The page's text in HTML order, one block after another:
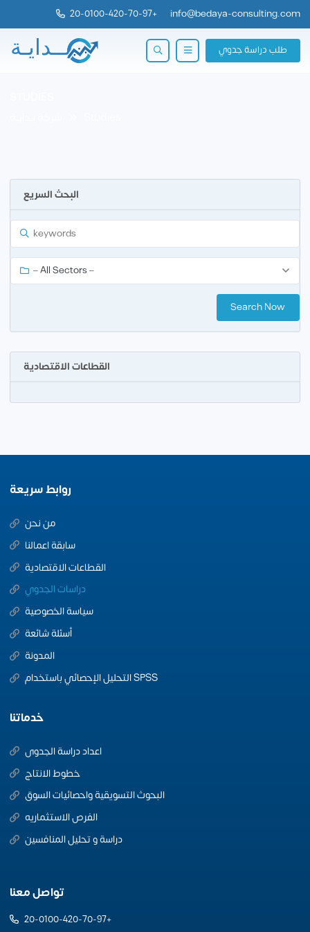
20-0100-420-70-97+ info@bedaya-consulting.com
طلب دراسة جدوي
البحث السريع
القطاعات الاقتصادية
روابط سريعة
من نحن
سابقة اعمالنا
القطاعات الاقتصادية
دراسات الجدوي
سياسة الخصوصية
أسئلة شائعة
المدونة
التحليل الإحصائي باستخدام SPSS
خدماتنا
اعداد دراسة الجدوى
خطوط الانتاج
البحوث التسويقية واحصائيات السوق
الفرص الاستثماريه
دراسة و تحليل المنافسين
تواصل معنا
20-0100-420-70-97+